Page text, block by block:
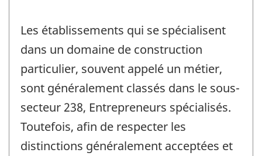
Les établissements qui se spécialisent
dans un domaine de construction
particulier, souvent appelé un métier,
sont généralement classés dans le sous-
secteur 238, Entrepreneurs spécialisés.
Toutefois, afin de respecter les
distinctions généralement acceptées et